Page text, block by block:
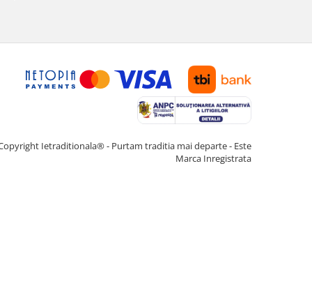
Ietraditionala® - Purtam traditia mai departe - Este
Marca Inregistrata